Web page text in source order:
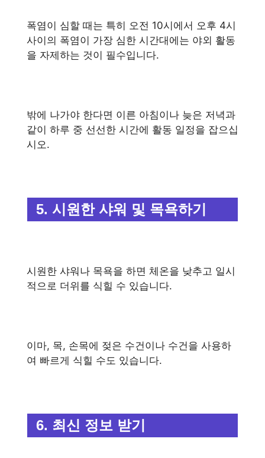
폭염이 심할 때는 특히 오전 10시에서 오후 4시
사이의 폭염이 가장 심한 시간대에는 야외 활동
을 자제하는 것이 필수입니다.
밖에 나가야 한다면 이른 아침이나 늦은 저녁과
같이 하루 중 선선한 시간에 활동 일정을 잡으십
시오.
5. 시원한 샤워 및 목욕하기
시원한 샤워나 목욕을 하면 체온을 낮추고 일시
적으로 더위를 식힐 수 있습니다.
이마, 목, 손목에 젖은 수건이나 수건을 사용하
여 빠르게 식힐 수도 있습니다.
6. 최신 정보 받기